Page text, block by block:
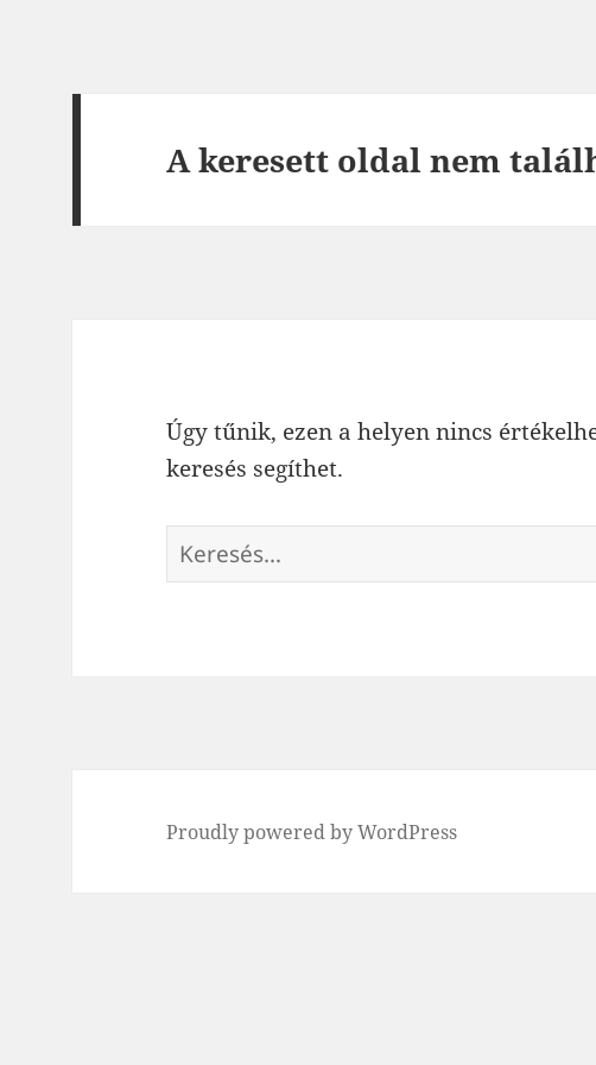
A keresett oldal nem
Úgy tűnik, ezen a helyen nincs
keresés segíthet.
Keresés:
Proudly powered by WordPress